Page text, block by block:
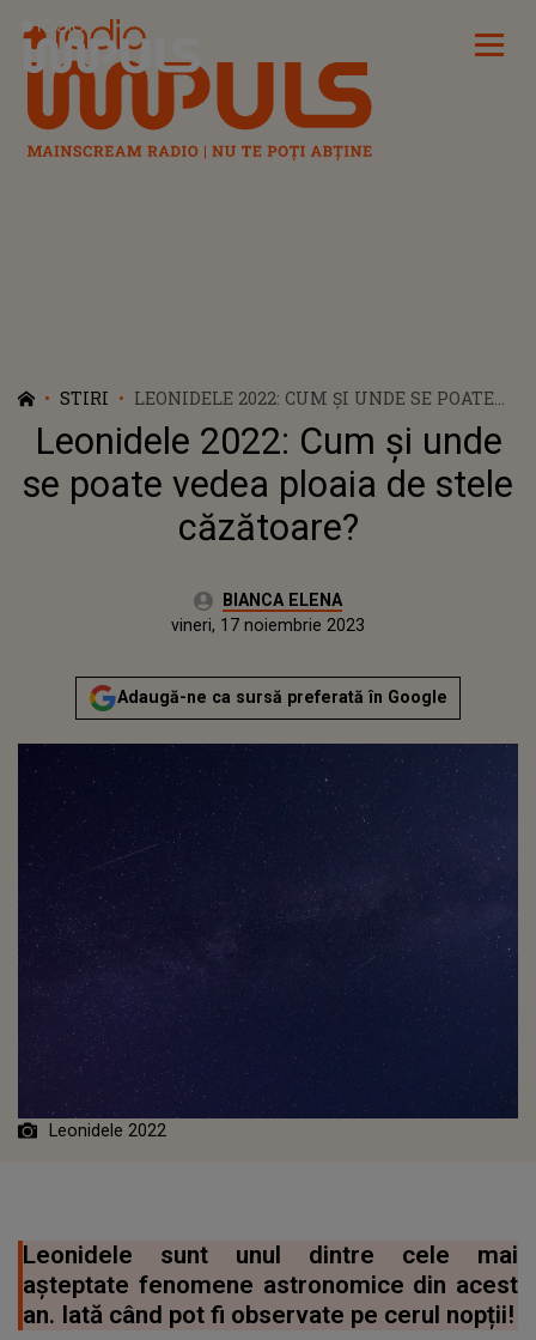
Radio Impuls
STIRI
LEONIDELE 2022: CUM ȘI UNDE SE POATE
VEDEA PLOAIA DE STELE CĂZĂTOARE?
Leonidele 2022: Cum și unde
se poate vedea ploaia de stele
căzătoare?
Autor:BIANCA ELENA
joi, 17 noiembrie 2022Actualizat:
vineri, 17 noiembrie 2023
Adaugă-ne ca sursă preferată în Google
Leonidele 2022
Leonidele sunt unul dintre cele mai
așteptate fenomene astronomice din acest
an. Iată când pot fi observate pe cerul nopții!